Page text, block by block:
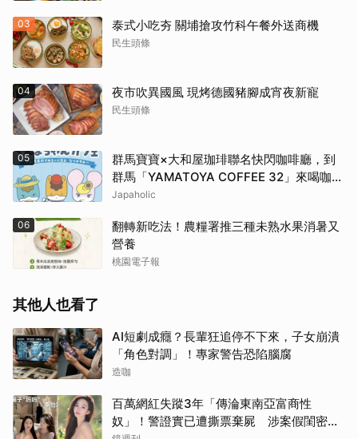
03 泰式小吃夯 關埔搶攻竹科午餐外送商機
民生頭條
04 夜市吹異國風 現烤德國豬腳成宵夜新寵
民生頭條
05
群馬寶寶×大和屋珈琲聯名快閃咖啡廳，到
群馬「YAMATOYA COFFEE 32」來喝咖啡
吧
Japaholic
06
翻轉新吃法！農糧署推三種未熟水果消暑又
營養
桃園電子報
其他人也看了
AI短劇成癮？長輩狂追停不下來，子女崩潰
「角色對調」！專家警告恐陷腦腐
造咖
百萬網紅失蹤3年「傳淪東南亞富商性
奴」！警證實已遭撕票棄屍 涉案假閨密近